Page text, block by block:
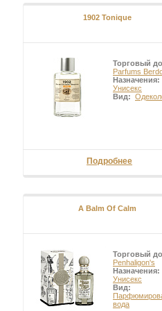
разросшееся цветоложе.При
разрастается только одно
справедливо к числу
1902 Tonique
Торговый
Parfums
Назначения:
Унисекс
Вид:
Подробнее
A Balm Of Calm
Торговый
Penhaligon's
Назначения:
Унисекс
Вид:
вода